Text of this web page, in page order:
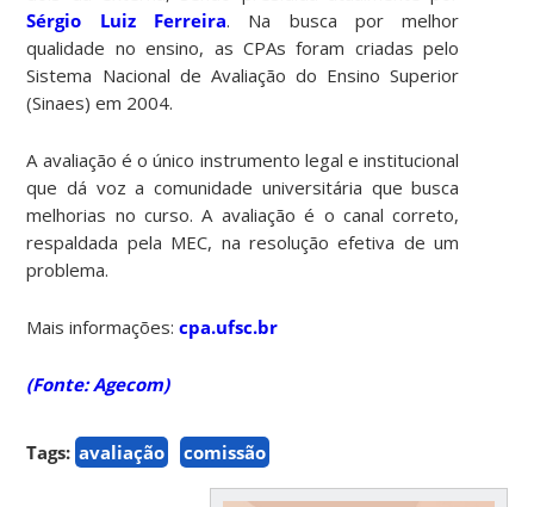
Sérgio Luiz Ferreira. Na busca por melhor
qualidade no ensino, as CPAs foram criadas pelo
Sistema Nacional de Avaliação do Ensino Superior
(Sinaes) em 2004.
A avaliação é o único instrumento legal e institucional
que dá voz a comunidade universitária que busca
melhorias no curso. A avaliação é o canal correto,
respaldada pela MEC, na resolução efetiva de um
problema.
Mais informações:cpa.ufsc.br
(Fonte: Agecom)
Tags: avaliação comissão